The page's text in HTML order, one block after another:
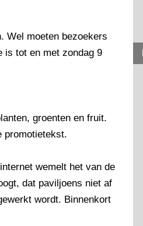
Wel moeten bezoekers
is tot en met zondag 9
groenten en fruit.
promotietekst.
wemelt het van de
dat paviljoens niet af
wordt. Binnenkort